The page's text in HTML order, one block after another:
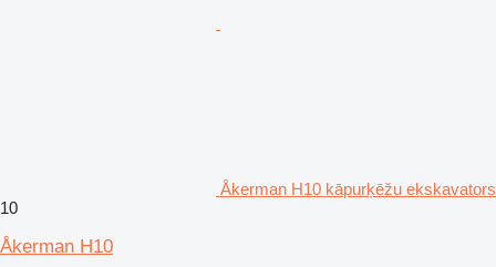
Åkerman H10 kāpurķēžu ekskavators
10
Åkerman H10